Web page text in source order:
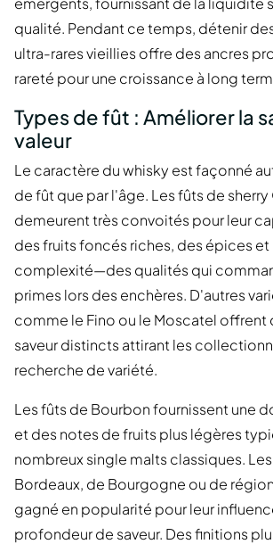
qualité. Pendant ce temps, détenir
ultra-rares vieillies offre des ancres
rareté pour une croissance à long
Types de fût : Améliorer la
valeur
Le caractère du whisky est façonné
de fût que par l'âge. Les fûts de
demeurent très convoités pour leur
des fruits foncés riches, des épices et
complexité—des qualités qui
primes lors des enchères. D'autres
comme le Fino ou le Moscatel offrent
saveur distincts attirant les
recherche de variété.
Les fûts de Bourbon fournissent une
et des notes de fruits plus légères
nombreux single malts classiques.
Bordeaux, de Bourgogne ou de
gagné en popularité pour leur
profondeur de saveur. Des finitions